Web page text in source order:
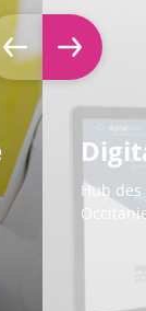
Hub